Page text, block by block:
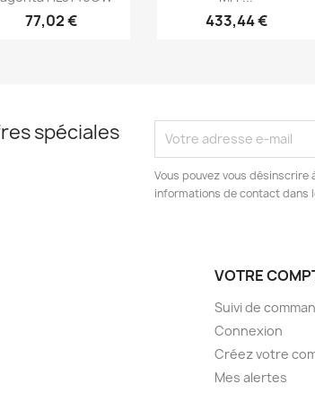
77,02 € 433,44 €
spéciales
Vous pouvez vous désinscrire
informations de contact dans
VOTRE
Suivi de
Connexion
Créez votre
Mes alertes